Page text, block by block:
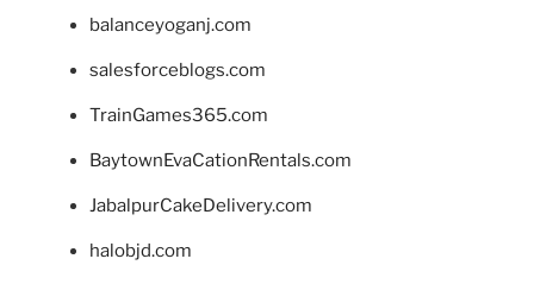
balanceyoganj.com
salesforceblogs.com
TrainGames365.com
BaytownEvaCationRentals.com
JabalpurCakeDelivery.com
halobjd.com